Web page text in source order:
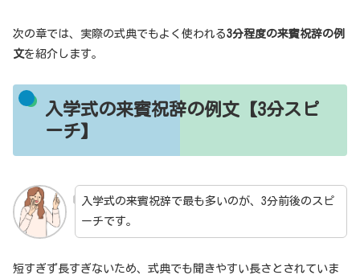
次の章では、実際の式典でもよく使われる3分程度の来賓祝辞の例
文を紹介します。
入学式の来賓祝辞の例文【3分スピ
ーチ】
入学式の来賓祝辞で最も多いのが、3分前後のスピ
ーチです。
短すぎず長すぎないため、式典でも聞きやすい長さとされていま